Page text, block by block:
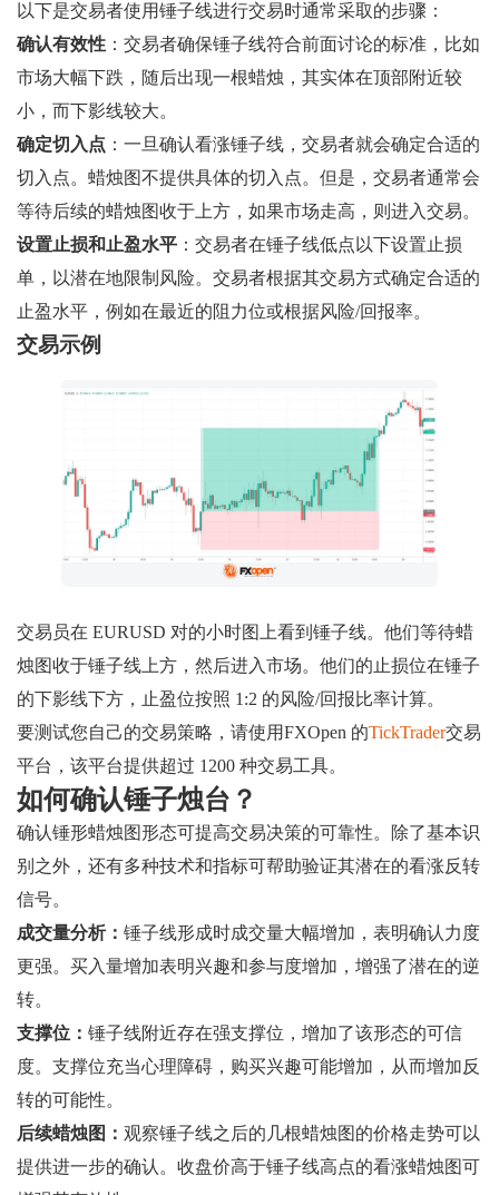
以下是交易者使用锤子线进行交易时通常采取的步骤：
确认有效性 ：交易者确保锤子线符合前面讨论的标准，比如
市场大幅下跌，随后出现一根蜡烛，其实体在顶部附近较
小，而下影线较大。
确定切入点 ：一旦确认看涨锤子线，交易者就会确定合适的
切入点。蜡烛图不提供具体的切入点。但是，交易者通常会
等待后续的蜡烛图收于上方，如果市场走高，则进入交易。
设置止损和止盈水平 ：交易者在锤子线低点以下设置止损
单，以潜在地限制风险。交易者根据其交易方式确定合适的
止盈水平，例如在最近的阻力位或根据风险/回报率。
交易示例
交易员在 EURUSD 对的小时图上看到锤子线。他们等待蜡
烛图收于锤子线上方，然后进入市场。他们的止损位在锤子
的下影线下方，止盈位按照 1:2 的风险/回报比率计算。
要测试您自己的交易策略，请使用FXOpen 的TickTrader交易
平台，该平台提供超过 1200 种交易工具。
如何确认锤子烛台？
确认锤形蜡烛图形态可提高交易决策的可靠性。除了基本识
别之外，还有多种技术和指标可帮助验证其潜在的看涨反转
信号。
成交量分析： 锤子线形成时成交量大幅增加，表明确认力度
更强。买入量增加表明兴趣和参与度增加，增强了潜在的逆
转。
支撑位： 锤子线附近存在强支撑位，增加了该形态的可信
度。支撑位充当心理障碍，购买兴趣可能增加，从而增加反
转的可能性。
后续蜡烛图： 观察锤子线之后的几根蜡烛图的价格走势可以
提供进一步的确认。收盘价高于锤子线高点的看涨蜡烛图可